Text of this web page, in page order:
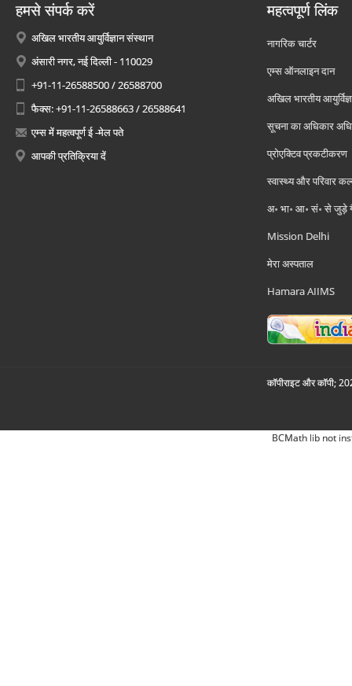
हमसे संपर्क करें
अखिल भारतीय आयुर्विज्ञान संस्थान
अंसारी नगर, नई दिल्ली - 110029
+91-11-26588500 / 26588700
फैक्स: +91-11-26588663 / 26588641
एम्स में महत्वपूर्ण ई -मेल पते
आपकी प्रतिक्रिया दें
महत्वपूर्ण लिंक
नागरिक चार्टर
एम्स ऑनलाइन दान
अखिल भारतीय
सूचना का अधिकार
प्रोएक्टिव प्रकटीकरण
स्वास्थ्य और परिवार
अ॰ भा॰ आ॰ सं॰ से जुड़े
Mission Delhi
मेरा अस्पताल
Hamara AIIMS
कॉपीराइट और कॉपी;
BCMath lib not